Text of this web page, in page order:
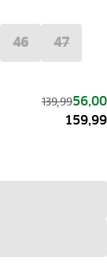
46 47
139,9956,00
159,99